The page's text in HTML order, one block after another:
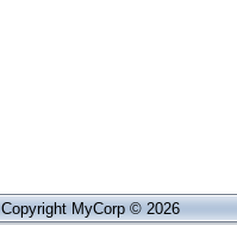
Copyright MyCorp © 2026